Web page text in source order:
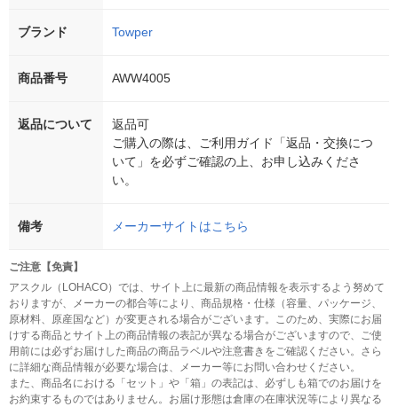
ブランド Towper
商品番号 AWW4005
返品について
返品可
ご購入の際は、ご利用ガイド「返品・交換につ
いて」を必ずご確認の上、お申し込みくださ
い。
備考 メーカーサイトはこちら
ご注意【免責】
アスクル（LOHACO）では、サイト上に最新の商品情報を表示するよう努めて
おりますが、メーカーの都合等により、商品規格・仕様（容量、パッケージ、
原材料、原産国など）が変更される場合がございます。このため、実際にお届
けする商品とサイト上の商品情報の表記が異なる場合がございますので、ご使
用前には必ずお届けした商品の商品ラベルや注意書きをご確認ください。さら
に詳細な商品情報が必要な場合は、メーカー等にお問い合わせください。
また、商品名における「セット」や「箱」の表記は、必ずしも箱でのお届けを
お約束するものではありません。お届け形態は倉庫の在庫状況等により異なる